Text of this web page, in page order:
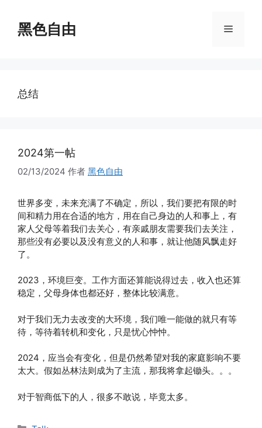
黑色自由 菜
总结
2024第一帖
02/13/2024 作者 黑色自由
世界多变，未来充满了不确定，所以，我们要把有限的时
间和精力用在合适的地方，用在自己身边的人和事上，有
家人父母等着我们去关心，有亲戚朋友需要我们去关注，
那些没有必要以及没有意义的人和事，就让他随风飘走好
了。
2023，环境巨变。工作方面还算能说得过去，收入也还算
稳定，父母身体也都还好，整体比较满意。
对于我们无力去改变的大环境，我们唯一能做的就只有等
待，等待着转机和变化，只是忧心忡忡。
2024，应当会有变化，但是仍然希望对我的家庭影响不要
太大。假如丛林法则成为了主流，那我将拿起锄头。。。
对于智商低下的人，很多不敢说，毕竟太多。